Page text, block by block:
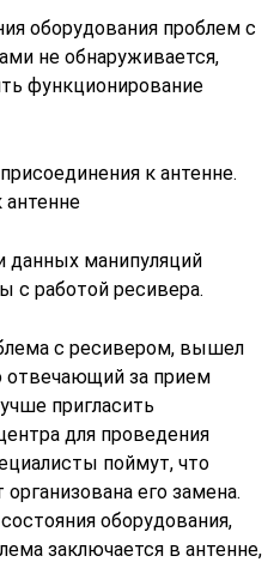
оборудования проблем с
не обнаруживается,
функционирование
к антенне.
антенне
данных манипуляций
с работой ресивера.
с ресивером, вышел
отвечающий за прием
пригласить
для проведения
поймут, что
его замена.
оборудования,
заключается в антенне,